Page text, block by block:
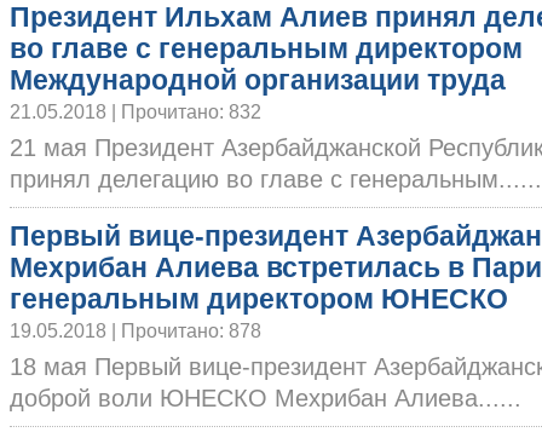
Президент Ильхам Алиев принял
во главе с генеральным директором
Международной организации труда
21.05.2018 | Прочитано: 832
21 мая Президент Азербайджанской
принял делегацию во главе с генеральным......
Первый вице-президент
Мехрибан Алиева встретилась в
генеральным директором ЮНЕСКО
19.05.2018 | Прочитано: 878
18 мая Первый вице-президент
доброй воли ЮНЕСКО Мехрибан Алиева......